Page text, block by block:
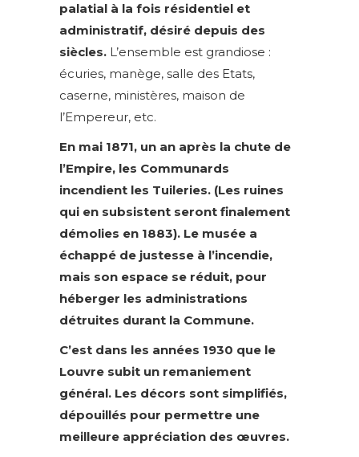
palatial à la fois résidentiel et
administratif, désiré depuis des
siècles. L’ensemble est grandiose :
écuries, manège, salle des Etats,
caserne, ministères, maison de
l’Empereur, etc.
En mai 1871, un an après la chute de
l’Empire, les Communards
incendient les Tuileries. (Les ruines
qui en subsistent seront finalement
démolies en 1883). Le musée a
échappé de justesse à l’incendie,
mais son espace se réduit, pour
héberger les administrations
détruites durant la Commune.
C’est dans les années 1930 que le
Louvre subit un remaniement
général. Les décors sont simplifiés,
dépouillés pour permettre une
meilleure appréciation des œuvres.